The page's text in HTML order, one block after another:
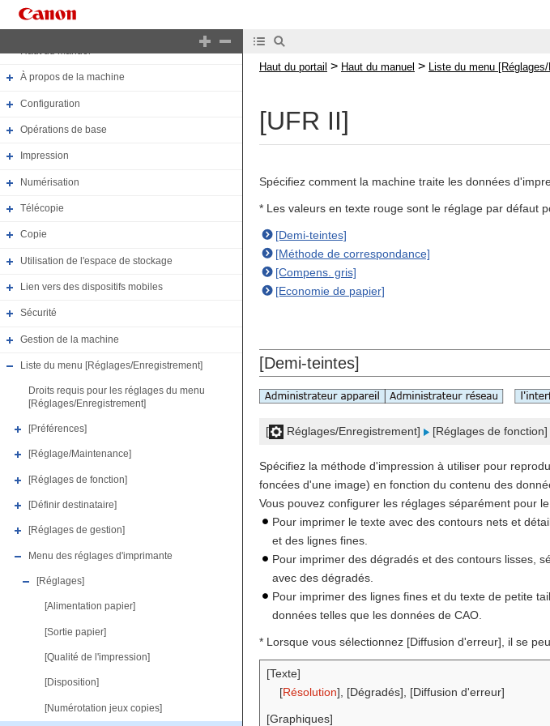
Haut du manuel
À propos de la machine
Configuration
Opérations de base
Impression
Numérisation
Télécopie
Copie
Utilisation de l'espace de stockage
Lien vers des dispositifs mobiles
Sécurité
Gestion de la machine
Liste du menu [Réglages/Enregistrement]
Droits requis pour les réglages du menu
[Réglages/Enregistrement]
[Préférences]
[Réglage/Maintenance]
[Réglages de fonction]
[Définir destinataire]
[Réglages de gestion]
Menu des réglages d'imprimante
[Réglages]
[Alimentation papier]
[Sortie papier]
[Qualité de l'impression]
[Disposition]
[Numérotation jeux copies]
Haut du portail > Haut du manuel > Liste du menu
[UFR II]
Spécifiez comment la machine traite les données
* Les valeurs en texte rouge sont le réglage par défaut
[Demi-teintes]
[Méthode de correspondance]
[Compens. gris]
[Economie de papier]
[Demi-teintes]
[ Réglages/Enregistrement] [Réglages de fonction]
Spécifiez la méthode d'impression à utiliser pour
foncées d'une image) en fonction du contenu des
Vous pouvez configurer les réglages séparément pour
Pour imprimer le texte avec des contours nets et
et des lignes fines.
Pour imprimer des dégradés et des contours lisses,
avec des dégradés.
Pour imprimer des lignes fines et du texte de petite
données telles que les données de CAO.
* Lorsque vous sélectionnez [Diffusion d'erreur], il se
[Texte]
[Résolution], [Dégradés], [Diffusion d'erreur]
[Graphiques]